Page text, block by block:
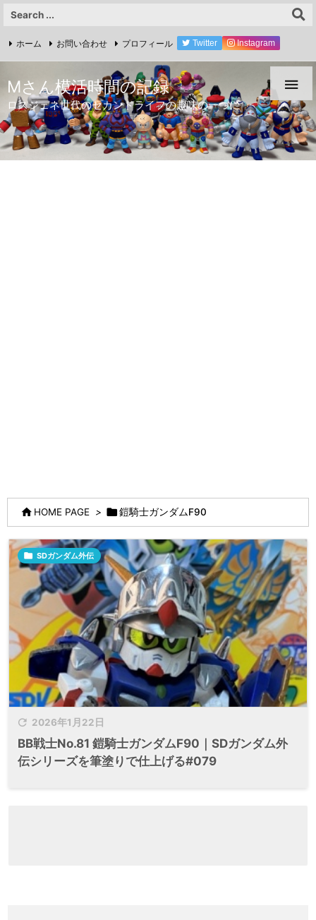

ホーム お問い合わせ プロフィール Twitter Instagram
Mさん模活時間の記録
ロスジェネ世代のセカンドライフの趣味の一つに
 HOME PAGE > 鎧騎士ガンダムF90
 2026年1月22日
 SDガンダム外伝
BB戦士No.81 鎧騎士ガンダムF90｜SDガンダム外
伝シリーズを筆塗りで仕上げる#079